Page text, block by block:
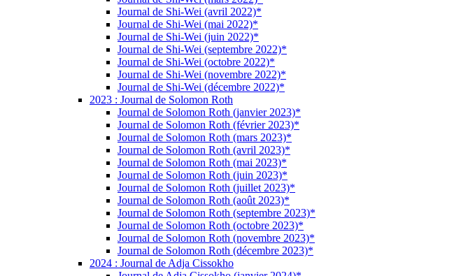
Journal de Shi-Wei (avril 2022)*
Journal de Shi-Wei (mai 2022)*
Journal de Shi-Wei (juin 2022)*
Journal de Shi-Wei (septembre 2022)*
Journal de Shi-Wei (octobre 2022)*
Journal de Shi-Wei (novembre 2022)*
Journal de Shi-Wei (décembre 2022)*
2023 : Journal de Solomon Roth
Journal de Solomon Roth (janvier 2023)*
Journal de Solomon Roth (février 2023)*
Journal de Solomon Roth (mars 2023)*
Journal de Solomon Roth (avril 2023)*
Journal de Solomon Roth (mai 2023)*
Journal de Solomon Roth (juin 2023)*
Journal de Solomon Roth (juillet 2023)*
Journal de Solomon Roth (août 2023)*
Journal de Solomon Roth (septembre 2023)*
Journal de Solomon Roth (octobre 2023)*
Journal de Solomon Roth (novembre 2023)*
Journal de Solomon Roth (décembre 2023)*
2024 : Journal de Adja Cissokho